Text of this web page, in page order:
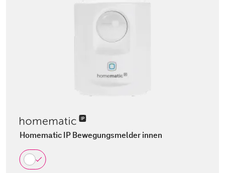
Homematic IP Bewegungsmelder innen